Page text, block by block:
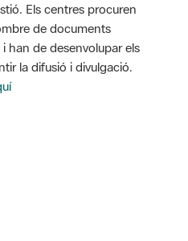
Els centres procuren
de documents
han de desenvolupar els
la difusió i divulgació.
de les valoracions és de 0